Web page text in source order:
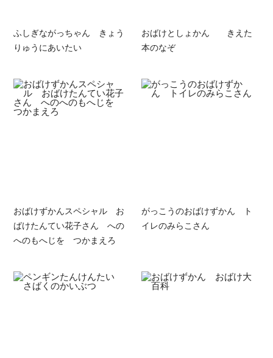
ふしぎながっちゃん きょう
りゅうにあいたい
おばけとしょかん きえた
本のなぞ
おばけずかんスペシャル お
ばけたんてい花子さん への
へのもへじを つかまえろ
がっこうのおばけずかん ト
イレのみらこさん